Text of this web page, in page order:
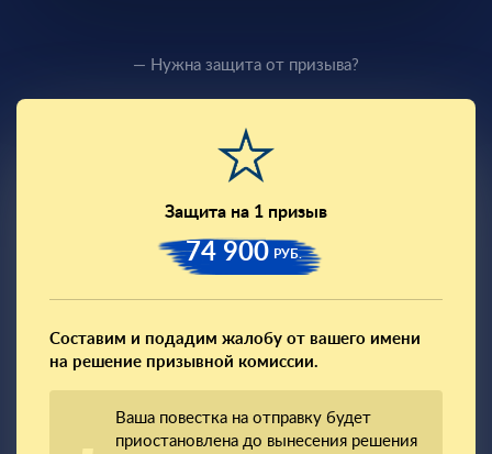
— Нужна защита от призыва?
Защита на 1 призыв
74 900 РУБ.
Составим и подадим жалобу от вашего имени
на решение призывной комиссии.
Ваша повестка на отправку будет
приостановлена до вынесения решения